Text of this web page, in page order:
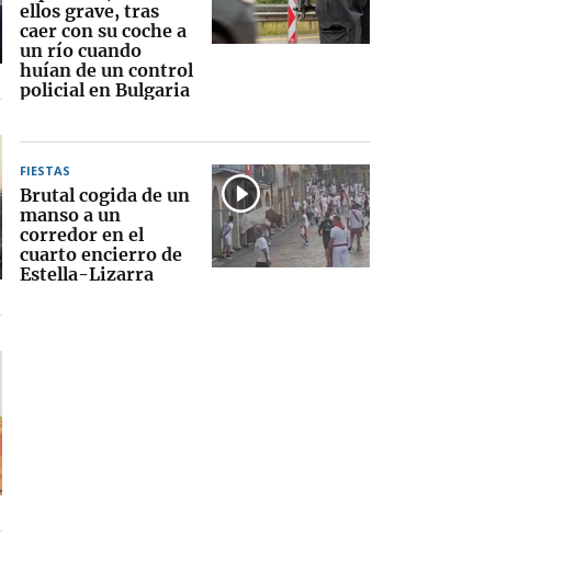
ellos grave, tras
caer con su coche a
un río cuando
huían de un control
policial en Bulgaria
FIESTAS
Brutal cogida de un
manso a un
corredor en el
cuarto encierro de
Estella-Lizarra